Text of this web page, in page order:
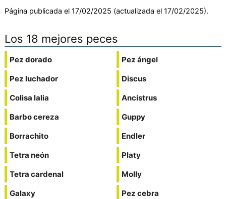
Página publicada el 17/02/2025 (actualizada el 17/02/2025).
Los 18 mejores peces
Pez dorado
Pez luchador
Colisa lalia
Barbo cereza
Borrachito
Tetra neón
Tetra cardenal
Galaxy
Pez ángel
Discus
Ancistrus
Guppy
Endler
Platy
Molly
Pez cebra